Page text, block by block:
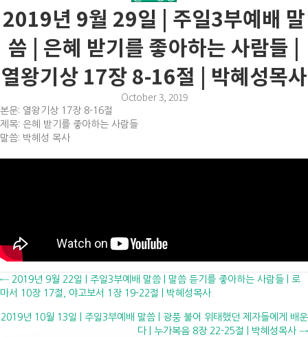
2019년 9월 29일 | 주일3부예배 말
씀 | 은혜 받기를 좋아하는 사람들 |
열왕기상 17장 8-16절 | 박혜성목사
October 3, 2019
본문: 열왕기상 17장 8-16절
제목: 은혜 받기를 좋아하는 사람들
말씀: 박혜성 목사
Posts
navigation
← 2019년 9월 22일 | 주일3부예배 말씀 | 말씀 듣기를 좋아하는 사람들 | 로
마서 10장 17절, 야고보서 1장 19-22절 | 박혜성목사
2019년 10월 13일 | 주일3부예배 말씀 | 광풍 불어 위태했던 제자들에게 배운
다 | 누가복음 8장 22-25절 | 박혜성목사 →